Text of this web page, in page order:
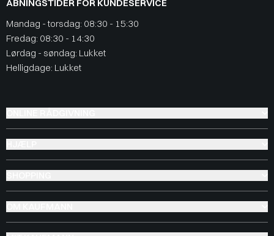
ÅBNINGSTIDER FOR KUNDESERVICE
Mandag - torsdag: 08:30 - 15:30
Fredag: 08:30 - 14:30
Lørdag - søndag: Lukket
Helligdage: Lukket